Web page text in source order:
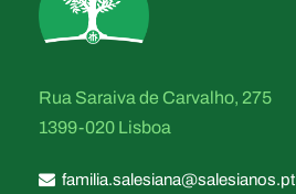
Rua Saraiva de Carvalho, 275
1399-020 Lisboa
familia.salesiana@salesianos.pt